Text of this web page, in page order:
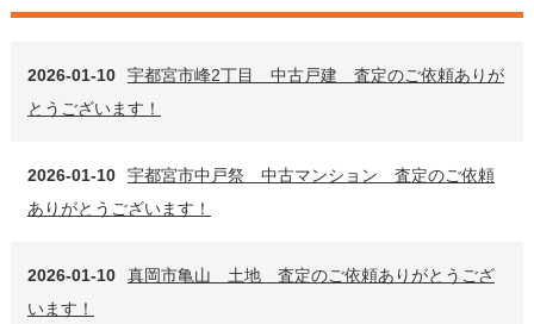
2026-01-10
宇都宮市峰2丁目 中古戸建 査定のご依頼ありが
とうございます！
2026-01-10
宇都宮市中戸祭 中古マンション 査定のご依頼
ありがとうございます！
2026-01-10
真岡市亀山 土地 査定のご依頼ありがとうござ
います！